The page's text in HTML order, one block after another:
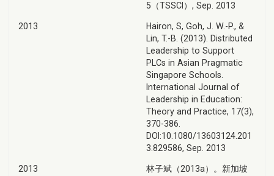
5（TSSCI）, Sep. 2013
2013
Hairon, S, Goh, J. W.-P., &
Lin, T.-B. (2013). Distributed
Leadership to Support
PLCs in Asian Pragmatic
Singapore Schools.
International Journal of
Leadership in Education:
Theory and Practice, 17(3),
370-386.
DOI:10.1080/13603124.201
3.829586, Sep. 2013
2013
林子斌（2013a）。新加坡